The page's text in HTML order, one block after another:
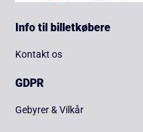
Info til billetkøbere
Kontakt os
GDPR
Gebyrer & Vilkår